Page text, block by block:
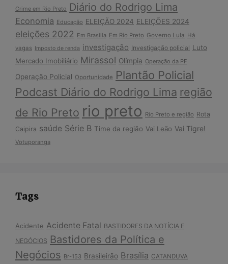
Crime em Rio Preto Diário do Rodrigo Lima
Economia Educação ELEIÇÃO 2024 ELEIÇÕES 2024
eleições 2022 Em Brasília Em Rio Preto Governo Lula Há
vagas Imposto de renda investigação Investigação policial Luto
Mercado Imobiliário Mirassol Olímpia Operação da PF
Operação Policial Oportunidade Plantão Policial
Podcast Diário do Rodrigo Lima região
de Rio Preto rio preto Rio Preto e região Rota
Caipira saúde Série B Time da região Vai Leão Vai Tigre!
Votuporanga
Tags
Acidente Acidente Fatal BASTIDORES DA NOTÍCIA E
NEGÓCIOS Bastidores da Política e
Negócios Br-153 Brasileirão Brasília CATANDUVA